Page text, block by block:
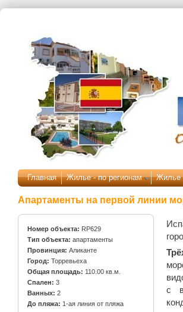
Перейти к основному содержанию
Главная Жилье - по регионам Жилье
Апартаменты на первой линии
Номер объекта: RP629
Тип объекта: апартаменты
Провинция: Аликанте
Город: Торревьеха
Общая площадь: 110.00 кв.м.
Спален: 3
Ванных: 2
До пляжа: 1-ая линия от пляжа
с